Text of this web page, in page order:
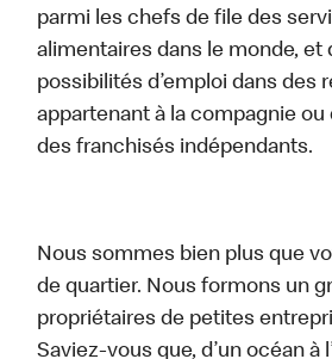
parmi les chefs de file des
alimentaires dans le monde, et
possibilités d’emploi dans des
appartenant à la compagnie ou
des franchisés indépendants.
Nous sommes bien plus que
de quartier. Nous formons un
propriétaires de petites
Saviez-vous que, d’un océan à